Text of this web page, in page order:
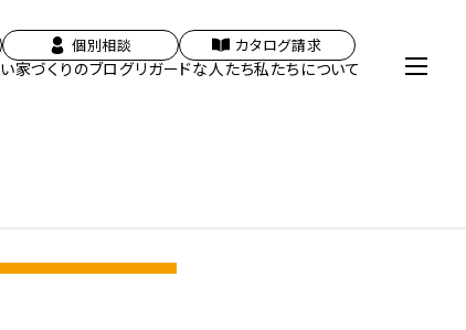
個別相談 カタログ請求
家づくりのブログリガードな人たち私たちについて